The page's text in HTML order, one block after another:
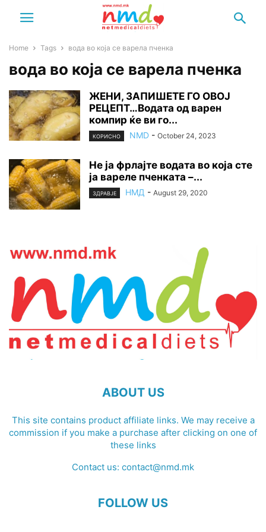
Home Tags вода во која се варела пченка
вода во која се варела пченка
ЖЕНИ, 3АПИШЕТЕ ГО ОВОЈ
РЕЦЕПТ…Водата од варен
компир ќе ви го...
КОРИСНО NMD - October 24, 2023
Не ја фрлајте водата во која сте
ја вареле пченката –...
ЗДРАВЈЕ НМД - August 29, 2020
ABOUT US
This site contains product affiliate links. We may receive a
commission if you make a purchase after clicking on one of
these links
Contact us: contact@nmd.mk
FOLLOW US